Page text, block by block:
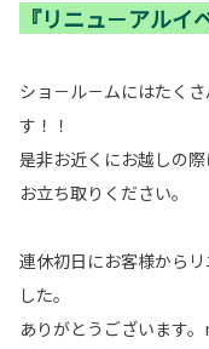
『リニュ－アルイ
ショ－ル－ムにはたく
す！！
是非お近くにお越しの
お立ち取りください。
連休初日にお客様から
した。
ありがとうございます